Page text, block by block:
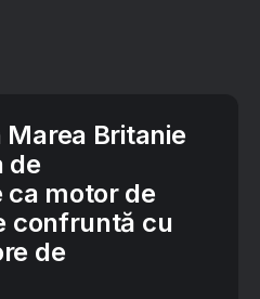
Britanie
de
motor de
confruntă cu
de